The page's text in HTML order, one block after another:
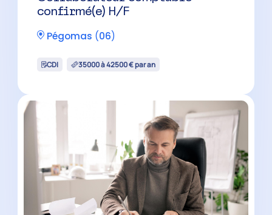
Chef de mission comptable H/F
Peymeinade(06)
CDI 40000 à 50000 € par an